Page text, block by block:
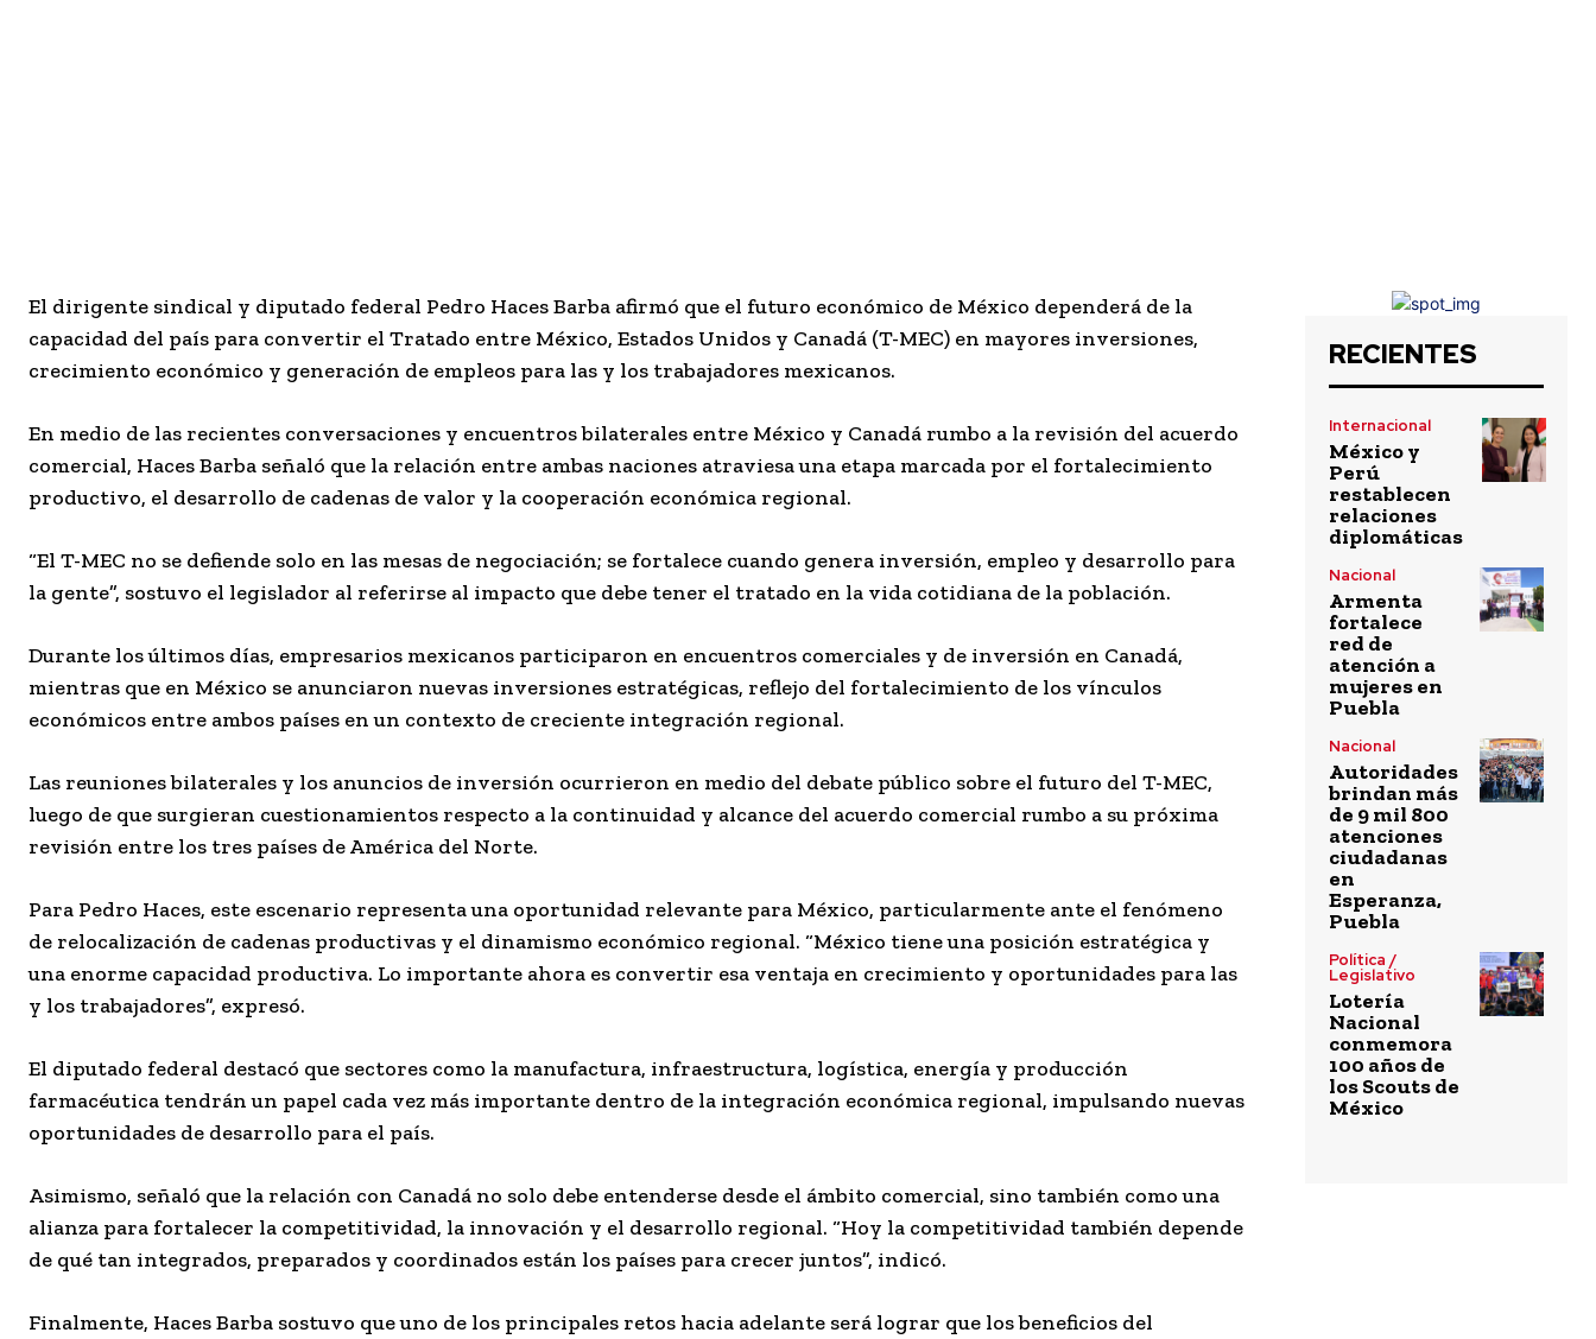
El dirigente sindical y diputado federal Pedro Haces Barba afirmó que el futuro económico de México dependerá de la
capacidad del país para convertir el Tratado entre México, Estados Unidos y Canadá (T-MEC) en mayores inversiones,
crecimiento económico y generación de empleos para las y los trabajadores mexicanos.
En medio de las recientes conversaciones y encuentros bilaterales entre México y Canadá rumbo a la revisión del acuerdo
comercial, Haces Barba señaló que la relación entre ambas naciones atraviesa una etapa marcada por el fortalecimiento
productivo, el desarrollo de cadenas de valor y la cooperación económica regional.
“El T-MEC no se defiende solo en las mesas de negociación; se fortalece cuando genera inversión, empleo y desarrollo para
la gente”, sostuvo el legislador al referirse al impacto que debe tener el tratado en la vida cotidiana de la población.
Durante los últimos días, empresarios mexicanos participaron en encuentros comerciales y de inversión en Canadá,
mientras que en México se anunciaron nuevas inversiones estratégicas, reflejo del fortalecimiento de los vínculos
económicos entre ambos países en un contexto de creciente integración regional.
Las reuniones bilaterales y los anuncios de inversión ocurrieron en medio del debate público sobre el futuro del T-MEC,
luego de que surgieran cuestionamientos respecto a la continuidad y alcance del acuerdo comercial rumbo a su próxima
revisión entre los tres países de América del Norte.
Para Pedro Haces, este escenario representa una oportunidad relevante para México, particularmente ante el fenómeno
de relocalización de cadenas productivas y el dinamismo económico regional. “México tiene una posición estratégica y
una enorme capacidad productiva. Lo importante ahora es convertir esa ventaja en crecimiento y oportunidades para las
y los trabajadores”, expresó.
El diputado federal destacó que sectores como la manufactura, infraestructura, logística, energía y producción
farmacéutica tendrán un papel cada vez más importante dentro de la integración económica regional, impulsando nuevas
oportunidades de desarrollo para el país.
Asimismo, señaló que la relación con Canadá no solo debe entenderse desde el ámbito comercial, sino también como una
alianza para fortalecer la competitividad, la innovación y el desarrollo regional. “Hoy la competitividad también depende
de qué tan integrados, preparados y coordinados están los países para crecer juntos”, indicó.
Finalmente, Haces Barba sostuvo que uno de los principales retos hacia adelante será lograr que los beneficios del
RECIENTES
Internacional
México y
Perú
restablecen
relaciones
diplomáticas
Nacional
Armenta
fortalece
red de
atención a
mujeres en
Puebla
Nacional
Autoridades
brindan más
de 9 mil 800
atenciones
ciudadanas
en
Esperanza,
Puebla
Política /
Legislativo
Lotería
Nacional
conmemora
100 años de
los Scouts de
México